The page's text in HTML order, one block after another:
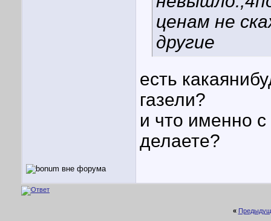
ценам не
другие
есть
газели?
и что именно
делаете?
«